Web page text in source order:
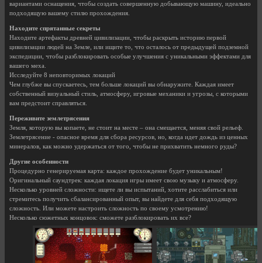
вариантами оснащения, чтобы создать совершенную добывающую машину, идеально
подходящую вашему стилю прохождения.
Находите спрятанные секреты
Находите артефакты древней цивилизации, чтобы раскрыть историю первой
цивилизации людей на Земле, или ищите то, что осталось от предыдущей подземной
экспедиции, чтобы разблокировать особые улучшения с уникальными эффектами для
вашего меха.
Исследуйте 8 неповторимых локаций
Чем глубже вы спускаетесь, тем больше локаций вы обнаружите. Каждая имеет
собственный визуальный стиль, атмосферу, игровые механики и угрозы, с которыми
вам предстоит справляться.
Переживите землетрясения
Земля, которую вы копаете, не стоит на месте – она смещается, меняя свой рельеф.
Землетрясение - опасное время для сбора ресурсов, но, когда идет дождь из ценных
минералов, как можно удержаться от того, чтобы не прихватить немного руды?
Другие особенности
Процедурно генерируемая карта: каждое прохождение будет уникальным!
Оригинальный саундтрек: каждая локация игры имеет свою музыку и атмосферу.
Несколько уровней сложности: ищете ли вы испытаний, хотите расслабиться или
стремитесь получить сбалансированный опыт, вы найдете для себя подходящую
сложность. Или можете настроить сложность по своему усмотрению!
Несколько сюжетных концовок: сможете разблокировать их все?